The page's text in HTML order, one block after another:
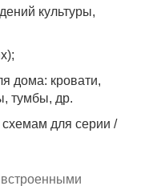
культуры,
дома: кровати,
тумбы, др.
схемам для серии /